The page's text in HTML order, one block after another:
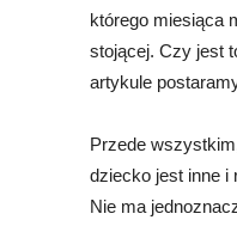
którego miesiąca
stojącej. Czy jest
artykule
Przede
dziecko jest inne i
Nie ma